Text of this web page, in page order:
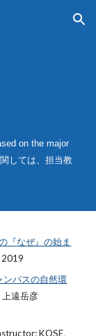
Skip to navigation
on the major
しては、担当教
『なぜ』の始ま
2019
ンパスの自然環
上遠岳彦
KOSE‚